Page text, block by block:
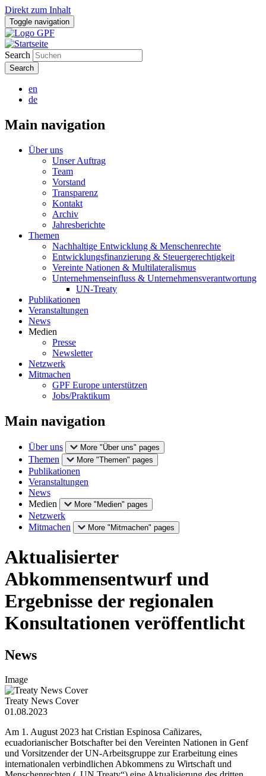
Direkt zum Inhalt
Toggle navigation
Search
en
de
Main navigation
Über uns
Unser Auftrag
Team
Vorstand
Transparenz
Kontakt
Archiv
Jahresberichte
Themen
Nachhaltige Entwicklung & Menschenrechte
Entwicklungsfinanzierung & Steuergerechtigkeit
Vereinte Nationen & Multilateralismus
Unternehmenseinfluss & Unternehmensverantwortung
UN-Treaty
Publikationen
Veranstaltungen
News
Medien
Presse
Newsletter
Netzwerk
Mitmachen
GPF Europe unterstützen
Jobs/Praktikum
Main navigation
Über uns More "Über uns" pages
Themen More "Themen" pages
Publikationen
Veranstaltungen
News
Medien
More "Medien" pages
Netzwerk
Mitmachen
More "Mitmachen" pages
Aktualisierter
Abkommensentwurf und
Ergebnisse der regionalen
Konsultationen veröffentlicht
News
Image
Treaty News Cover
01.08.2023
Am 1. August 2023 hat Cristian Espinosa Cañizares,
ecuadorianischer Botschafter bei den Vereinten Nationen in Genf
und Vorsitzender der UN-Arbeitsgruppe zur Erarbeitung eines
internationalen verbindlichen Abkommens zu Wirtschaft und